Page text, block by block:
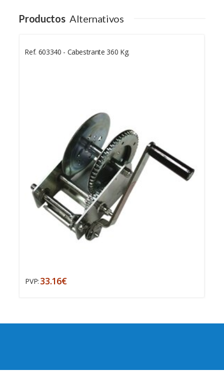
Productos Alternativos
Ref. 603340 - Cabestrante 360 Kg.
PVP: 33.16€